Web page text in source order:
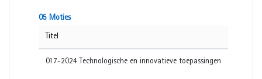
05 Moties
Titel
017-2024 Technologische en innovatieve toepassingen